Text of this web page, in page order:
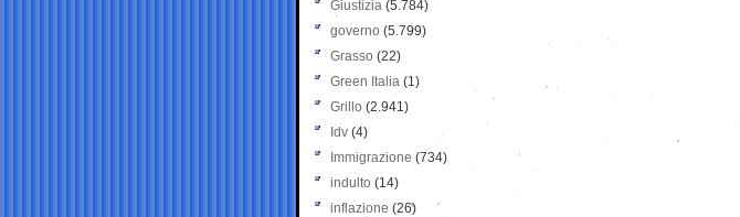
Giustizia (5.784)
governo (5.799)
Grasso (22)
Green Italia (1)
Grillo (2.941)
Idv (4)
Immigrazione (734)
indulto (14)
inflazione (26)